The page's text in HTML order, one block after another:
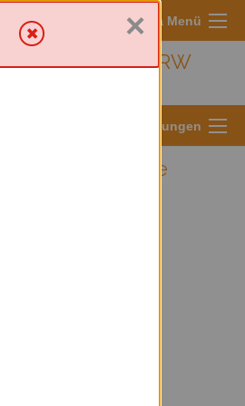
Sympa Menü
Münster/ NRW
Menü für Listeneinstellungen
×